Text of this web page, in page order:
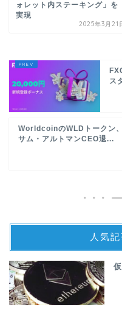
ォレット内ステーキング」を
実現
2025年3月21
ス
WorldcoinのWLDトークン
サム・アルトマンCEO退...
人気